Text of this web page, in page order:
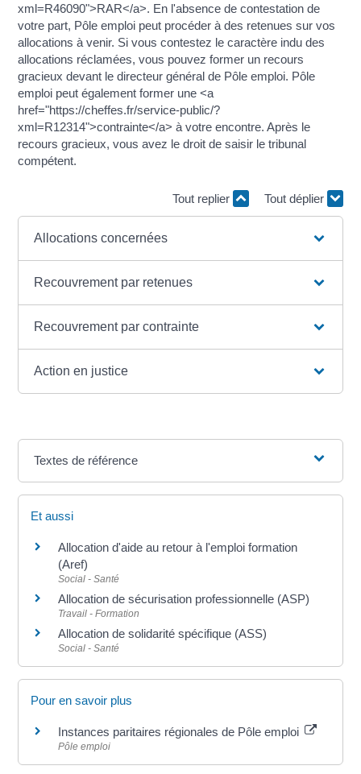
xml=R46090">RAR</a>. En l'absence de contestation de
votre part, Pôle emploi peut procéder à des retenues sur vos
allocations à venir. Si vous contestez le caractère indu des
allocations réclamées, vous pouvez former un recours
gracieux devant le directeur général de Pôle emploi. Pôle
emploi peut également former une <a
href="https://cheffes.fr/service-public/?
xml=R12314">contrainte</a> à votre encontre. Après le
recours gracieux, vous avez le droit de saisir le tribunal
compétent.
Tout replier Tout déplier
Allocations concernées
Recouvrement par retenues
Recouvrement par contrainte
Action en justice
Textes de référence
Et aussi
Allocation d'aide au retour à l'emploi formation
(Aref)
Social - Santé
Allocation de sécurisation professionnelle (ASP)
Travail - Formation
Allocation de solidarité spécifique (ASS)
Social - Santé
Pour en savoir plus
Instances paritaires régionales de Pôle emploi
Pôle emploi